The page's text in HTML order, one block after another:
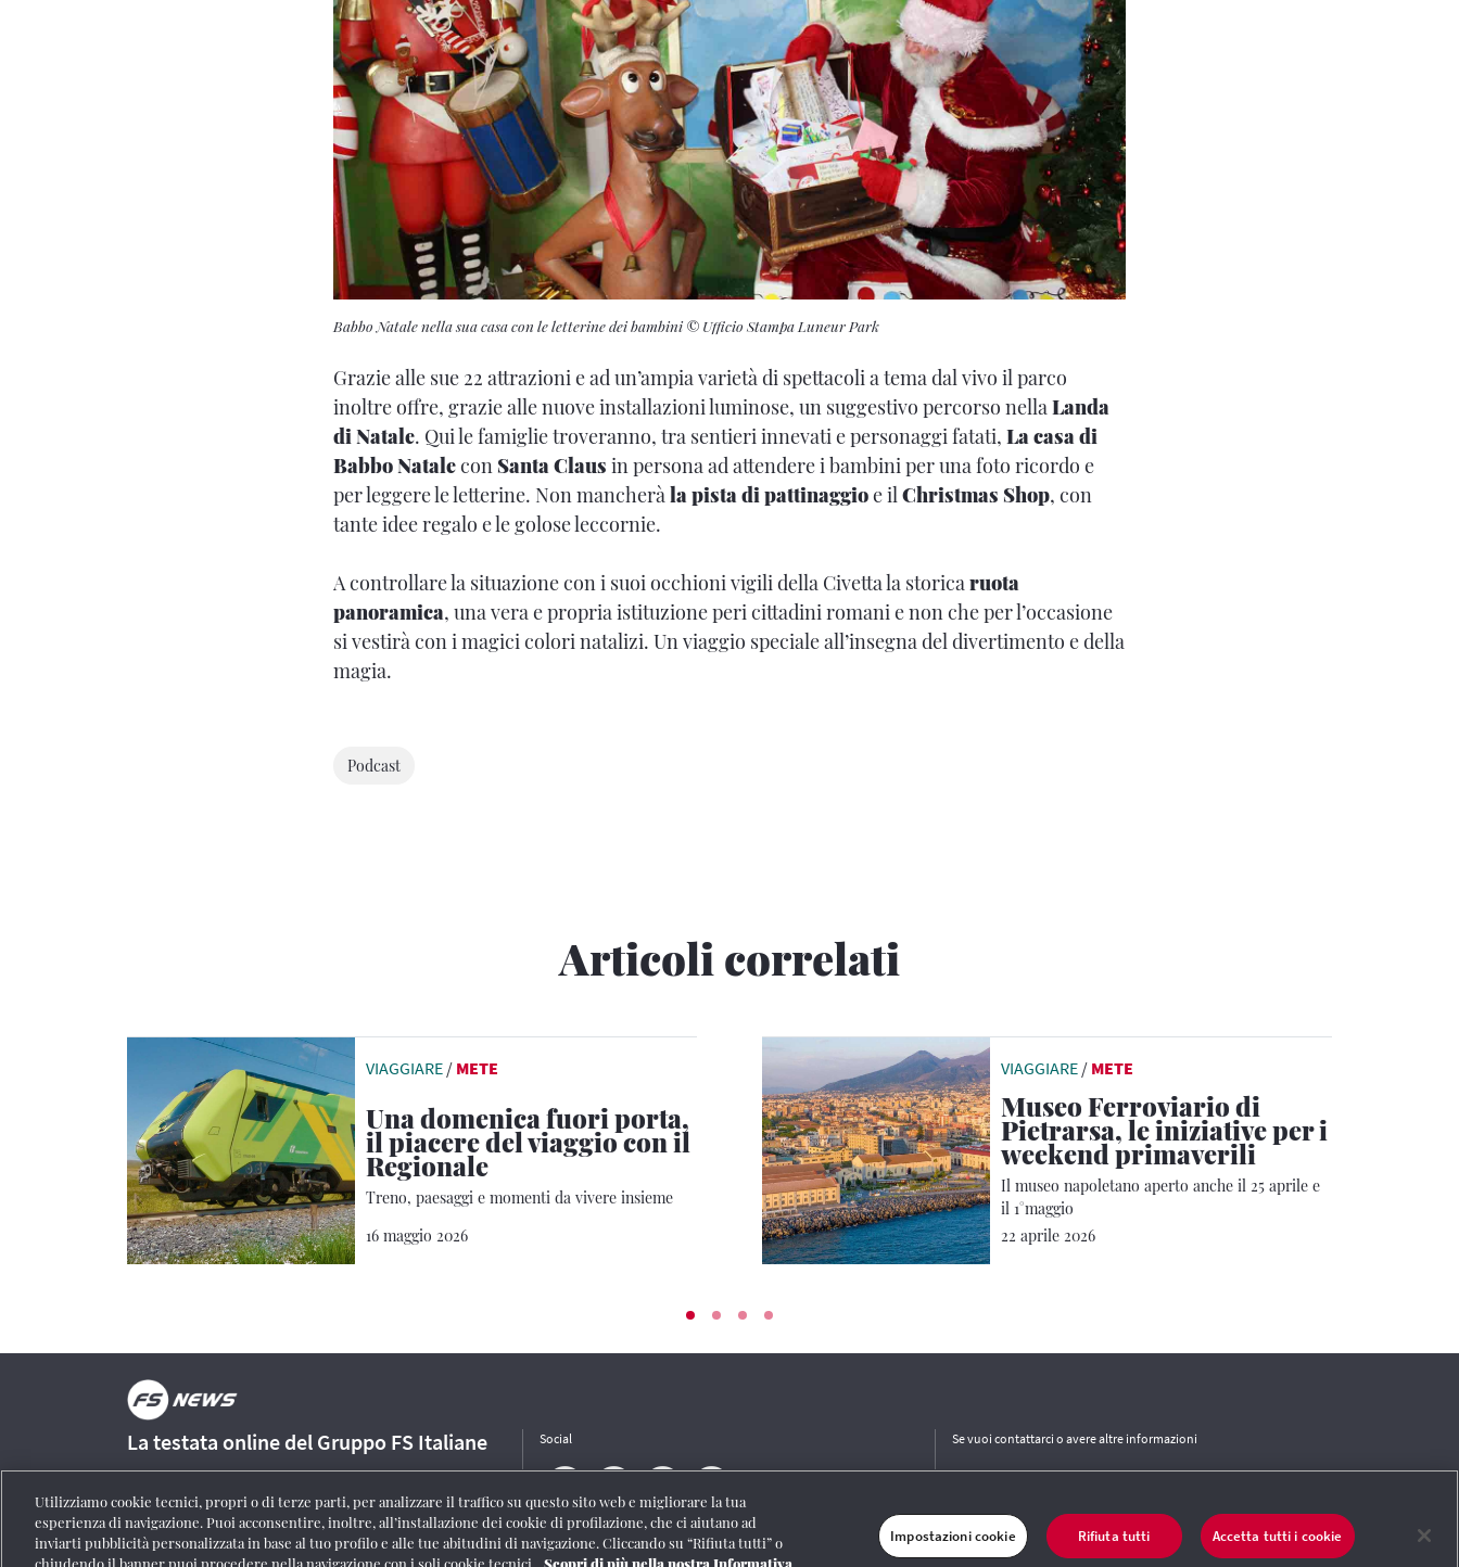
Babbo Natale nella sua casa con le letterine dei bambini © Ufficio Stampa Luneur Park
Grazie alle sue 22 attrazioni e ad un’ampia varietà di spettacoli a tema dal vivo il parco
inoltre offre, grazie alle nuove installazioni luminose, un suggestivo percorso nellaLanda
di Natale. Qui le famiglie troveranno, tra sentieri innevati e personaggi fatati, La casa di
Babbo Natalecon Santa Claus in persona ad attendere i bambini per una foto ricordo e
per leggere le letterine. Non mancheràla pista di pattinaggioeilChristmas Shop, con
tante idee regalo e le golose leccornie.
A controllare la situazione con i suoi occhioni vigili della Civetta la storicaruota
panoramica, una vera e propria istituzione peri cittadini romani e non che per l’occasione
si vestirà con i magici colori natalizi. Un viaggio speciale all’insegna del divertimento e della
magia.
Podcast
Articoli correlati
VIAGGIARE / METE
Una domenica fuori porta,
il piacere del viaggio con il
Regionale
Treno, paesaggi e momenti da vivere insieme
16 maggio 2026
VIAGGIARE / METE
Museo Ferroviario di
Pietrarsa, le iniziative per i
weekend primaverili
Il museo napoletano aperto anche il 25 aprile e
il 1°maggio
22 aprile 2026
La testata online del Gruppo FS Italiane Social Se vuoi contattarci o avere altre informazioni
Registrazione Tribunale di Roma n° 204/2009|Aut. SIAE 1312/I/1382-Lic. Società Consortile Fonografici 577/08|© Gruppo FS Italiane 2020|Mappa del sito Termini e condizioni|Credits|Protezione dei dati
Utilizziamo cookie tecnici, propri o di terze parti, per analizzare il traffico su questo sito web e migliorare la tua
esperienza di navigazione. Puoi acconsentire, inoltre, all’installazione dei cookie di profilazione, che ci aiutano ad
inviarti pubblicità personalizzata in base al tuo profilo e alle tue abitudini di navigazione. Cliccando su “Rifiuta tutti” o
chiudendo il banner puoi procedere nella navigazione con i soli cookie tecnici.
Scopri di più nella nostra Informativa
Impostazioni cookie Rifiuta tutti Accetta tutti i cookie